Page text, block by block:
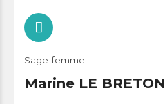
Sage-femme
Marine LE BRETON